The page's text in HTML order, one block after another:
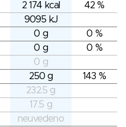
2 174 kcal
42 %
9095 kJ
0 g
0 %
0 g
0 %
0 g
250 g
143 %
232.5 g
17.5 g
neuvedeno